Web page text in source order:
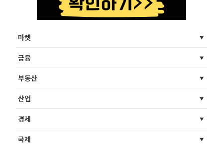
마켓
금융
부동산
산업
경제
국제